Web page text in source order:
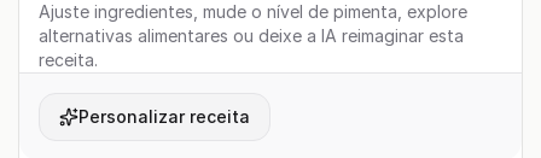
Ajuste ingredientes, mude o nível de pimenta, explore
alternativas alimentares ou deixe a IA reimaginar esta
receita.
Personalizar receita